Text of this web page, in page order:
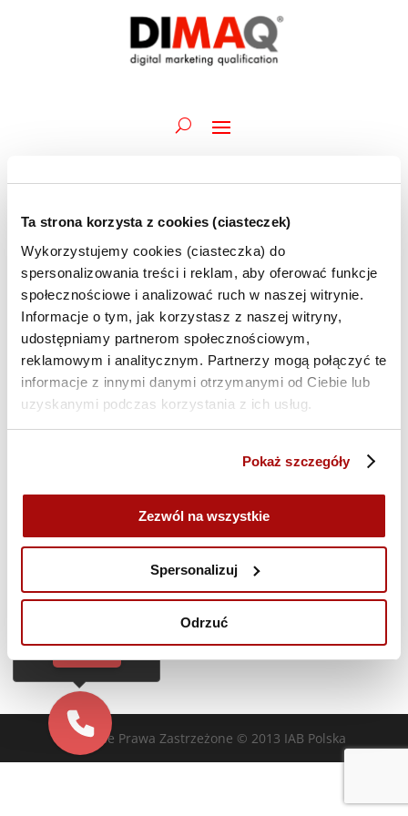
Ta strona korzysta z cookies (ciasteczek)
Wykorzystujemy cookies (ciasteczka) do
spersonalizowania treści i reklam, aby oferować funkcje
społecznościowe i analizować ruch w naszej witrynie.
Informacje o tym, jak korzystasz z naszej witryny,
udostępniamy partnerom społecznościowym,
reklamowym i analitycznym. Partnerzy mogą połączyć te
informacje z innymi danymi otrzymanymi od Ciebie lub
uzyskanymi podczas korzystania z ich usług.
Pokaż szczegóły
Zezwól na wszystkie
Spersonalizuj
Odrzuć
Wydarzenia
for
3
czerwca
2026
po
i
03.06.2026
Wybierz
datę.
Trwające
Akademia DIMAQ Professional | A.Maciorowski
| 01-03 i 08-12.06 | szkolenie ONLINE
1 czerwca @ 09:45-12 czerwca @ 12:30
Poprzedni dzień Następny dzień
Zasubskrybuj kalendarz
Wszelkie Prawa Zastrzeżone © 2013 IAB Polska
Cześć!
do Ciebie za darmo
TAK